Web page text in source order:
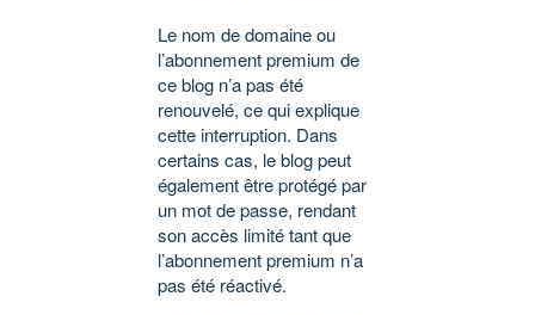
Le nom de domaine ou
l’abonnement premium de
ce blog n’a pas été
renouvelé, ce qui explique
cette interruption. Dans
certains cas, le blog peut
également être protégé par
un mot de passe, rendant
son accès limité tant que
l’abonnement premium n’a
pas été réactivé.